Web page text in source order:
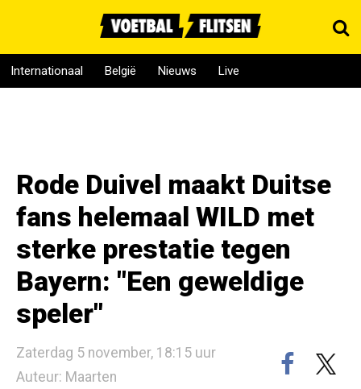
Internationaal België Nieuws Live
Rode Duivel maakt Duitse
fans helemaal WILD met
sterke prestatie tegen
Bayern: "Een geweldige
speler"
Zaterdag 5 november, 18:15 uur
Auteur: Maarten